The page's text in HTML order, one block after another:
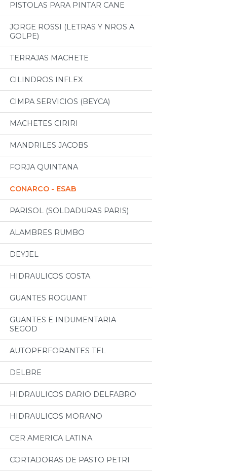
PISTOLAS PARA PINTAR CANE
JORGE ROSSI (LETRAS Y NROS A
GOLPE)
TERRAJAS MACHETE
CILINDROS INFLEX
CIMPA SERVICIOS (BEYCA)
MACHETES CIRIRI
MANDRILES JACOBS
FORJA QUINTANA
CONARCO - ESAB
PARISOL (SOLDADURAS PARIS)
ALAMBRES RUMBO
DEYJEL
HIDRAULICOS COSTA
GUANTES ROGUANT
GUANTES E INDUMENTARIA
SEGOD
AUTOPERFORANTES TEL
DELBRE
HIDRAULICOS DARIO DELFABRO
HIDRAULICOS MORANO
CER AMERICA LATINA
CORTADORAS DE PASTO PETRI